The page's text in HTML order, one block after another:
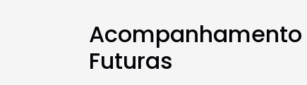
Acompanhamento
Futuras